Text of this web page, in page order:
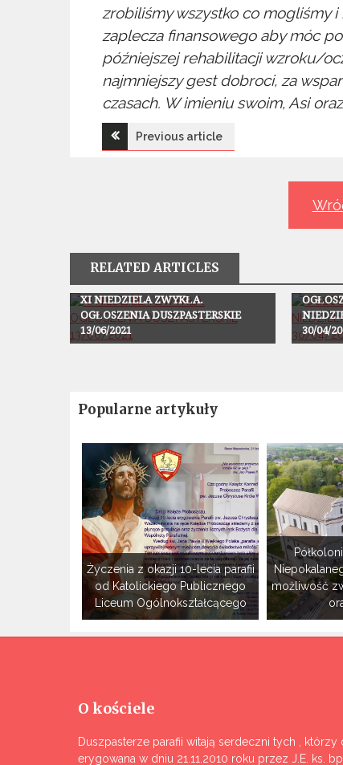
zrobiliśmy wszystko co mogliśmy
zaplecza finansowego aby móc
późniejszej rehabilitacji wzroku/
najmniejszy gest dobroci, za
czasach. W imieniu swoim, Asi
Nawigacja
Previous article
RELATED ARTICLES
Ogłoszenia
XI NIEDZIELA ZWYKŁA.
OGŁOSZENIA DUSZPASTERSKIE
13/06/2021
30/04/
Popularne artykuły
Życzenia z okazji 10-lecia parafii
od Katolickiego Publicznego
Liceum Ogólnokształcącego
możliwość
O kościele
Duszpasterze parafii witają serdeczni tych , którzy
erygowana w dniu 21.11.2010 roku przez J.E. ks.